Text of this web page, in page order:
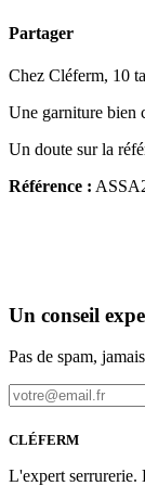
Partager
Chez Cléferm, 10
Une garniture bien
Un doute sur la
Référence :
Un conseil
Pas de spam,
CLÉFERM
L'expert serrurerie.